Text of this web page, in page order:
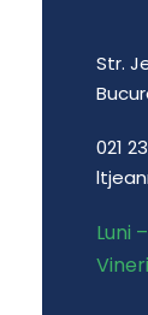
Str.
021
Luni